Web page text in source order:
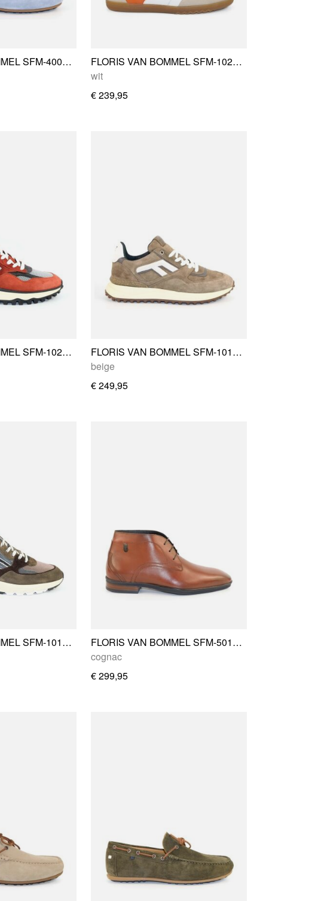
FLORIS VAN BOMMEL SFM-40026-42-01
FLORIS VAN BOMMEL SFM-10224-60-04
wit
€ 239,95
FLORIS VAN BOMMEL SFM-10238-86-01
FLORIS VAN BOMMEL SFM-10139-34-02
beige
€ 249,95
FLORIS VAN BOMMEL SFM-10154-51-02
FLORIS VAN BOMMEL SFM-50142-24-01
cognac
€ 299,95